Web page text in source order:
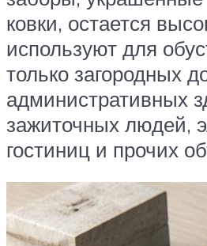
ковки, остается
используют для
только загородных
административных
зажиточных людей,
гостиниц и прочих